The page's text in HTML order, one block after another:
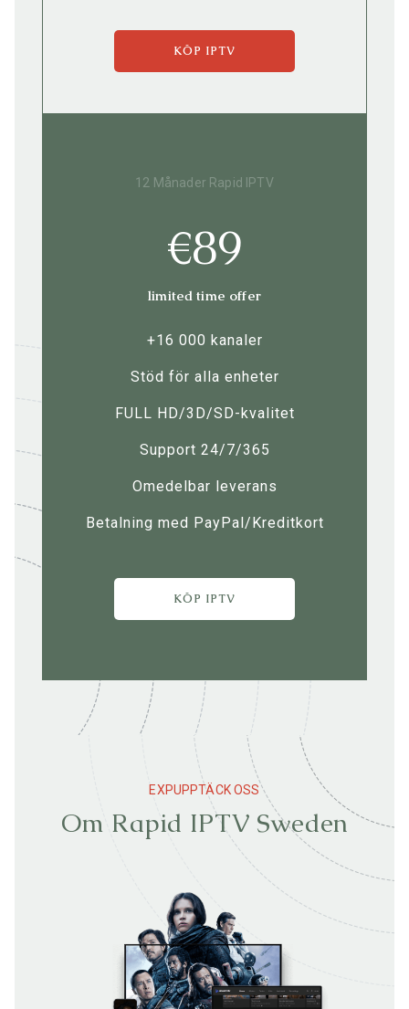
KÖP IPTV
12 Månader Rapid IPTV
€89
limited time offer
+16 000 kanaler
Stöd för alla enheter
FULL HD/3D/SD-kvalitet
Support 24/7/365
Omedelbar leverans
Betalning med PayPal/Kreditkort
KÖP IPTV
EXPUPPTÄCK OSS
Om Rapid IPTV Sweden